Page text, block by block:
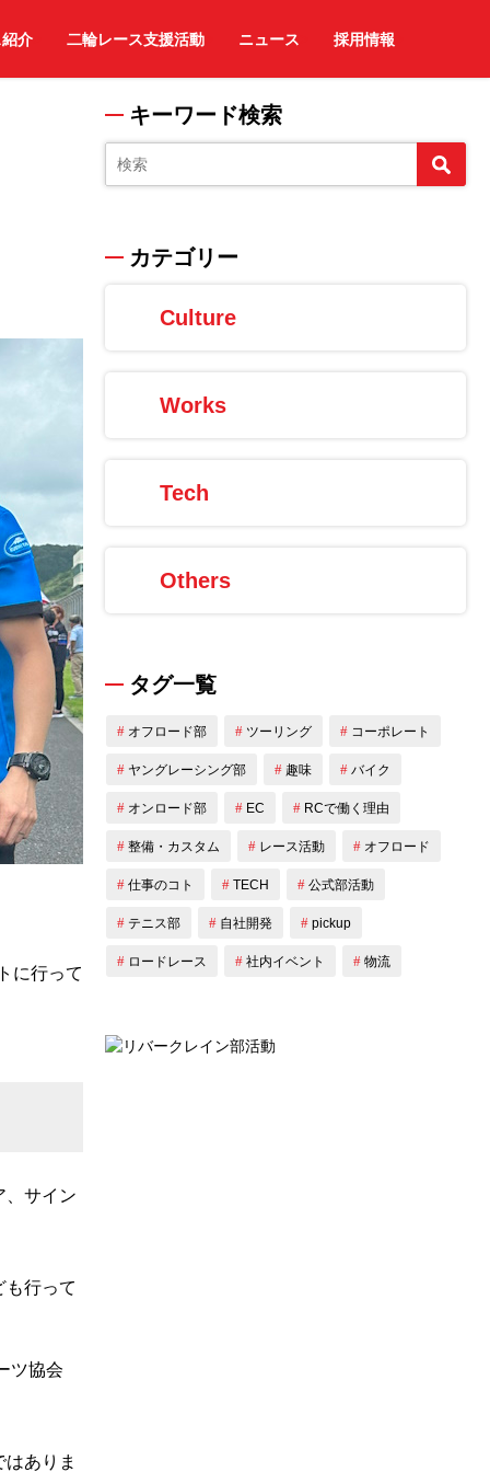
介 二輪レース支援活動 ニュース 採用情報
に行って
、サイン
も行って
ツ協会
ありま
キーワード検索
カテゴリー
Culture
Others
Tech
Works
タグ一覧
オフロード部 ツーリング コーポレート
ヤングレーシング部 趣味 バイク
オンロード部 EC RCで働く理由
整備・カスタム レース活動 オフロード
仕事のコト TECH 公式部活動
テニス部 自社開発 pickup
ロードレース 社内イベント 物流